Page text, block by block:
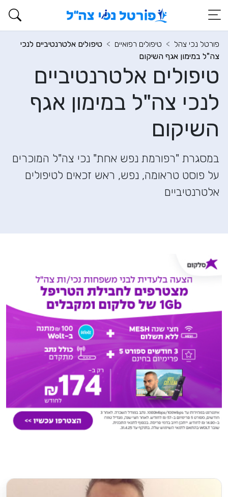
פורטל נכי צהל טיפולים רפואיים
טיפולים אלטרנטיביים לנכי
צה"ל במימון אגף השיקום
טיפולים אלטרנטיביים
לנכי צה"ל במימון אגף
השיקום
במסגרת "רפורמת נפש אחת" נכי צה"ל המוכרים
על פוסט טראומה, נפש, ראש זכאים לטיפולים
אלטרנטיביים